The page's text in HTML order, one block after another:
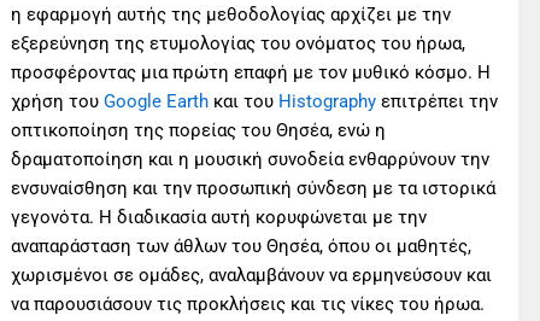
η εφαρμογή αυτής της μεθοδολογίας αρχίζει με την
εξερεύνηση της ετυμολογίας του ονόματος του ήρωα,
προσφέροντας μια πρώτη επαφή με τον μυθικό κόσμο. Η
χρήση τουGoogle Earth και του Histography επιτρέπει την
οπτικοποίηση της πορείας του Θησέα, ενώ η
δραματοποίηση και η μουσική συνοδεία ενθαρρύνουν την
ενσυναίσθηση και την προσωπική σύνδεση με τα ιστορικά
γεγονότα. Η διαδικασία αυτή κορυφώνεται με την
αναπαράσταση των άθλων του Θησέα, όπου οι μαθητές,
χωρισμένοι σε ομάδες, αναλαμβάνουν να ερμηνεύσουν και
να παρουσιάσουν τις προκλήσεις και τις νίκες του ήρωα.